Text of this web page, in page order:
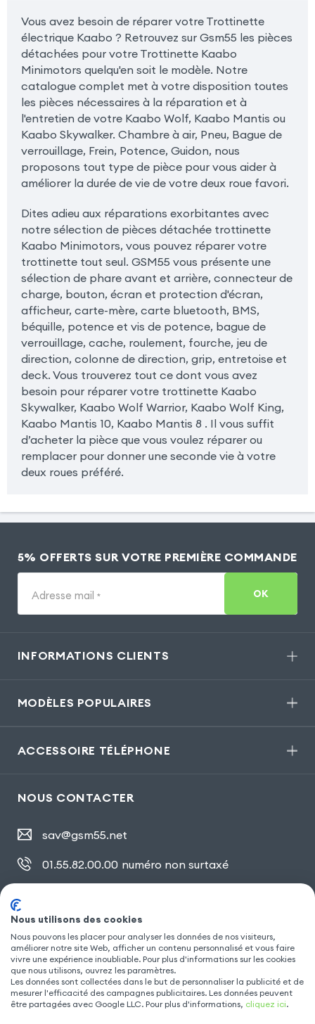
Vous avez besoin de réparer votre Trottinette
électrique Kaabo ? Retrouvez sur Gsm55 les pièces
détachées pour votre Trottinette Kaabo
Minimotors quelqu'en soit le modèle. Notre
catalogue complet met à votre disposition toutes
les pièces nécessaires à la réparation et à
l'entretien de votre Kaabo Wolf, Kaabo Mantis ou
Kaabo Skywalker. Chambre à air, Pneu, Bague de
verrouillage, Frein, Potence, Guidon, nous
proposons tout type de pièce pour vous aider à
améliorer la durée de vie de votre deux roue favori.
Dites adieu aux réparations exorbitantes avec
notre sélection de pièces détachée trottinette
Kaabo Minimotors, vous pouvez réparer votre
trottinette tout seul. GSM55 vous présente une
sélection de phare avant et arrière, connecteur de
charge, bouton, écran et protection d'écran,
afficheur, carte-mère, carte bluetooth, BMS,
béquille, potence et vis de potence, bague de
verrouillage, cache, roulement, fourche, jeu de
direction, colonne de direction, grip, entretoise et
deck. Vous trouverez tout ce dont vous avez
besoin pour réparer votre trottinette Kaabo
Skywalker, Kaabo Wolf Warrior, Kaabo Wolf King,
Kaabo Mantis 10, Kaabo Mantis 8 . Il vous suffit
d’acheter la pièce que vous voulez réparer ou
remplacer pour donner une seconde vie à votre
deux roues préféré.
5% OFFERTS SUR VOTRE PREMIÈRE COMMANDE
Adresse mail * OK
INFORMATIONS CLIENTS
MODÈLES POPULAIRES
ACCESSOIRE TÉLÉPHONE
NOUS CONTACTER
sav@gsm55.net
01.55.82.00.00 numéro non surtaxé
SUIVEZ NOUS
Nous utilisons des cookies
Nous pouvons les placer pour analyser les données de nos visiteurs,
améliorer notre site Web, afficher un contenu personnalisé et vous faire
vivre une expérience inoubliable. Pour plus d'informations sur les cookies
que nous utilisons, ouvrez les paramètres.
Les données sont collectées dans le but de personnaliser la publicité et de
mesurer l'efficacité des campagnes publicitaires. Les données peuvent
être partagées avec Google LLC. Pour plus d'informations, cliquez ici.